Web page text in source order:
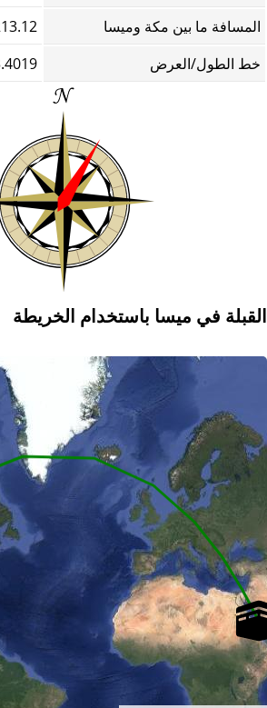
المسافة ما بين مكة وميسا
خط الطول/العرض
-111.7174
القبلة في ميسا باستخدام الخريطة